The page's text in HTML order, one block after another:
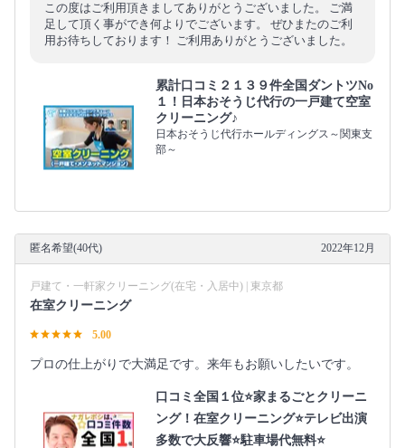
この度はご利用頂きましてありがとうございました。 ご満
足して頂く事ができ何よりでございます。 ぜひまたのご利
用お待ちしております！ ご利用ありがとうございました。
累計口コミ２１３９件全国ダントツNo
１！日本おそうじ代行の一戸建て空室
クリーニング♪
日本おそうじ代行ホールディングス～関東支
部～
匿名希望(40代) 2022年12月
戸建て・一軒家クリーニング(在宅・入居中) | 東京都
在室クリーニング
5.00
プロの仕上がりで大満足です。来年もお願いしたいです。
口コミ全国１位⭐家まるごとクリーニ
ング！在室クリーニング⭐テレビ出演
多数で大反響⭐駐車場代無料⭐